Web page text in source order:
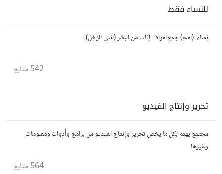
للنساء فقط
نِساء: (اسم) جمع امرأة : إناث من البشر (أنثى الرَّجُل)
542متابع
تحرير وإنتاج الفيديو
مجتمع يهتم بكل ما يخص تحرير وإنتاج الفيديو من برامج وأدوات ومعلومات
وغيرها
564متابع